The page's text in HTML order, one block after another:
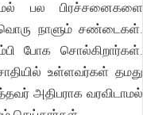
பல பிரச்சனைகளை
நாளும் சண்டைகள்.
போக சொல்கிறார்கள்.
உள்ளவர்கள் தமது
அதிபராக வரவிடாமல்